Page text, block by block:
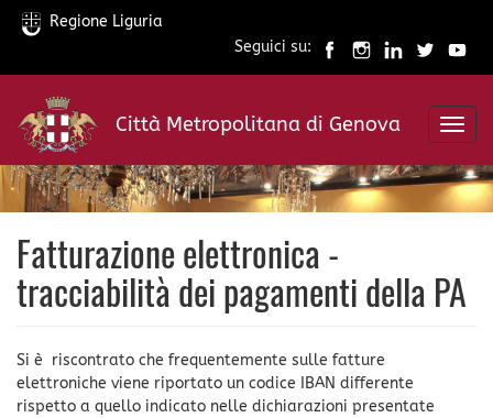
Salta
contenuto
principale
Regione Liguria
Seguici su:
Città Metropolitana di Genova
Fatturazione elettronica -
tracciabilità dei pagamenti della PA
Si è riscontrato che frequentemente sulle fatture
elettroniche viene riportato un codice IBAN differente
rispetto a quello indicato nelle dichiarazioni presentate